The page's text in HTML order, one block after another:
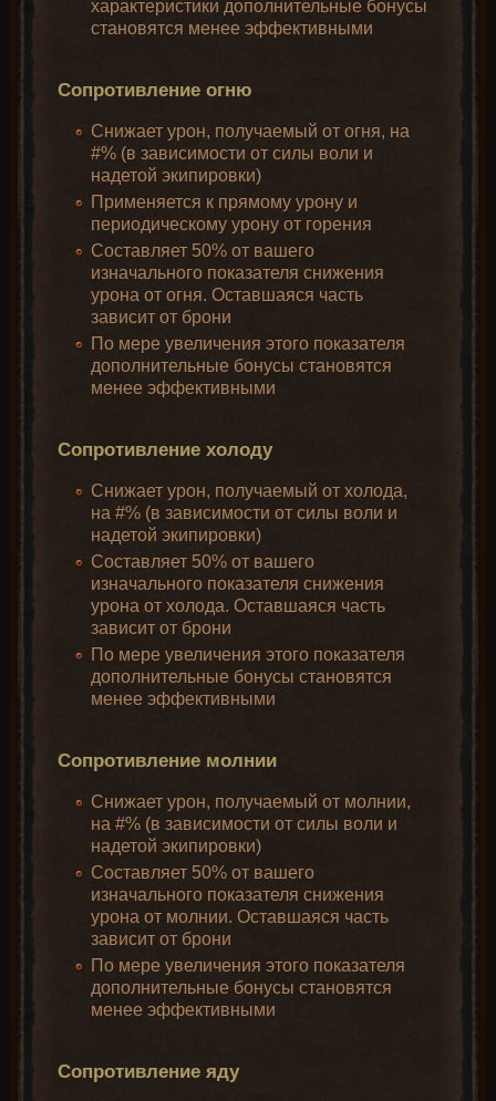
характеристики дополнительные бонусы
становятся менее эффективными
Сопротивление огню
Снижает урон, получаемый от огня, на
#% (в зависимости от силы воли и
надетой экипировки)
Применяется к прямому урону и
периодическому урону от горения
Составляет 50% от вашего
изначального показателя снижения
урона от огня. Оставшаяся часть
зависит от брони
По мере увеличения этого показателя
дополнительные бонусы становятся
менее эффективными
Сопротивление холоду
Снижает урон, получаемый от холода,
на #% (в зависимости от силы воли и
надетой экипировки)
Составляет 50% от вашего
изначального показателя снижения
урона от холода. Оставшаяся часть
зависит от брони
По мере увеличения этого показателя
дополнительные бонусы становятся
менее эффективными
Сопротивление молнии
Снижает урон, получаемый от молнии,
на #% (в зависимости от силы воли и
надетой экипировки)
Составляет 50% от вашего
изначального показателя снижения
урона от молнии. Оставшаяся часть
зависит от брони
По мере увеличения этого показателя
дополнительные бонусы становятся
менее эффективными
Сопротивление яду